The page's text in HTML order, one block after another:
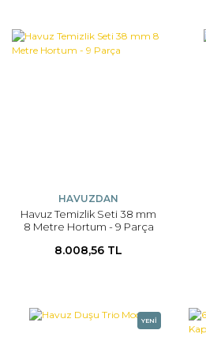
HAVUZDAN
Havuz Temizlik Seti 38 mm
8 Metre Hortum - 9 Parça
8.008,56 TL
YENİ